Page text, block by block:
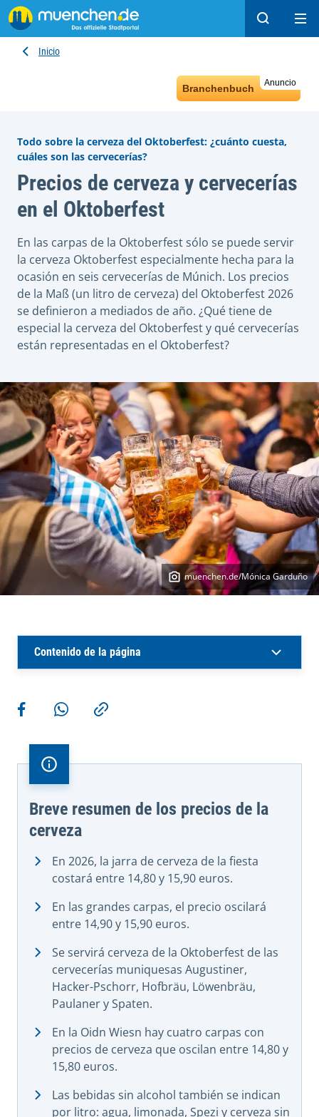
Buscar
Inicio
Anuncio
Branchenbuch
Todo sobre la cerveza del Oktoberfest: ¿cuánto cuesta,
cuáles son las cervecerías?
Precios de cerveza y cervecerías
en el Oktoberfest
En las carpas de la Oktoberfest sólo se puede servir
la cerveza Oktoberfest especialmente hecha para la
ocasión en seis cervecerías de Múnich. Los precios
de la Maß (un litro de cerveza) del Oktoberfest 2026
se definieron a mediados de año. ¿Qué tiene de
especial la cerveza del Oktoberfest y qué cervecerías
están representadas en el Oktoberfest?
muenchen.de/Mónica Garduño
Contenido de la página
Más acciones
Compartir en Facebook
Compartir en WhatsApp
Copiar enlace
Breve resumen de los precios de la
cerveza
En 2026, la jarra de cerveza de la fiesta
costará entre 14,80 y 15,90 euros.
En las grandes carpas, el precio oscilará
entre 14,90 y 15,90 euros.
Se servirá cerveza de la Oktoberfest de las
cervecerías muniquesas Augustiner,
Hacker-Pschorr, Hofbräu, Löwenbräu,
Paulaner y Spaten.
En la Oidn Wiesn hay cuatro carpas con
precios de cerveza que oscilan entre 14,80 y
15,80 euros.
Las bebidas sin alcohol también se indican
por litro: agua, limonada, Spezi y cerveza sin